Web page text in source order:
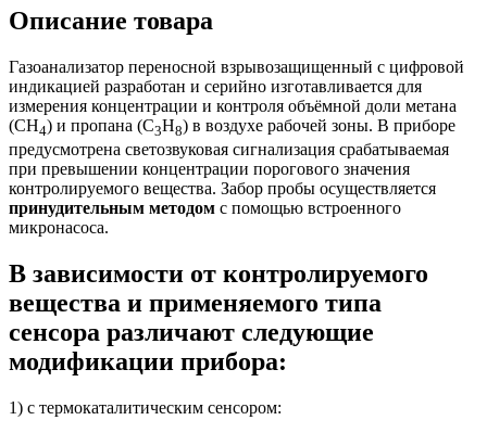
Описание товара
Газоанализатор переносной взрывозащищенный с цифровой
индикацией разработан и серийно изготавливается для
измерения концентрации и контроля объёмной доли метана
(CH4) и пропана (C3H8) в воздухе рабочей зоны. В приборе
предусмотрена светозвуковая сигнализация срабатываемая
при превышении концентрации порогового значения
контролируемого вещества. Забор пробы осуществляется
принудительным методом с помощью встроенного
микронасоса.
В зависимости от контролируемого
вещества и применяемого типа
сенсора различают следующие
модификации прибора:
1) с термокаталитическим сенсором: